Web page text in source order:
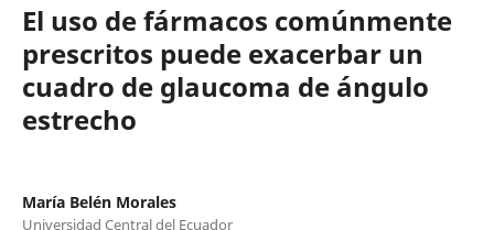
El uso de fármacos comúnmente
prescritos puede exacerbar un
cuadro de glaucoma de ángulo
estrecho
María Belén Morales
Universidad Central del Ecuador